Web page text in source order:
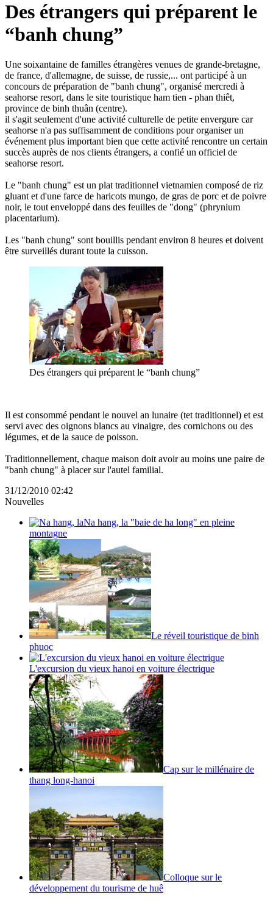
Des étrangers qui préparent le
“banh chung”
Une soixantaine de familles étrangères venues de grande-bretagne,
de france, d'allemagne, de suisse, de russie,... ont participé à un
concours de préparation de "banh chung", organisé mercredi à
seahorse resort, dans le site touristique ham tien - phan thiêt,
province de binh thuân (centre).
il s'agit seulement d'une activité culturelle de petite envergure car
seahorse n'a pas suffisamment de conditions pour organiser un
événement plus important bien que cette activité rencontre un certain
succès auprès de nos clients étrangers, a confié un officiel de
seahorse resort.
Le "banh chung" est un plat traditionnel vietnamien composé de riz
gluant et d'une farce de haricots mungo, de gras de porc et de poivre
noir, le tout enveloppé dans des feuilles de "dong" (phrynium
placentarium).
Les "banh chung" sont bouillis pendant environ 8 heures et doivent
être surveillés durant toute la cuisson.
Des étrangers qui préparent le “banh chung”
Il est consommé pendant le nouvel an lunaire (tet traditionnel) et est
servi avec des oignons blancs au vinaigre, des cornichons ou des
légumes, et de la sauce de poisson.
Traditionnellement, chaque maison doit avoir au moins une paire de
"banh chung" à placer sur l'autel familial.
31/12/2010 02:42
Nouvelles
Na hang, la "baie de ha long" en pleine
montagne
Le réveil touristique de binh
phuoc
L'excursion du vieux hanoi en voiture électrique
Cap sur le millénaire de
thang long-hanoi
Colloque sur le
développement du tourisme de huê